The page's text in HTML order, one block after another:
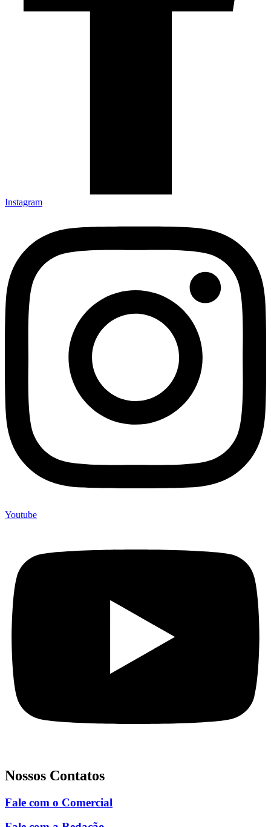
Instagram
Youtube
Nossos Contatos
Fale com o Comercial